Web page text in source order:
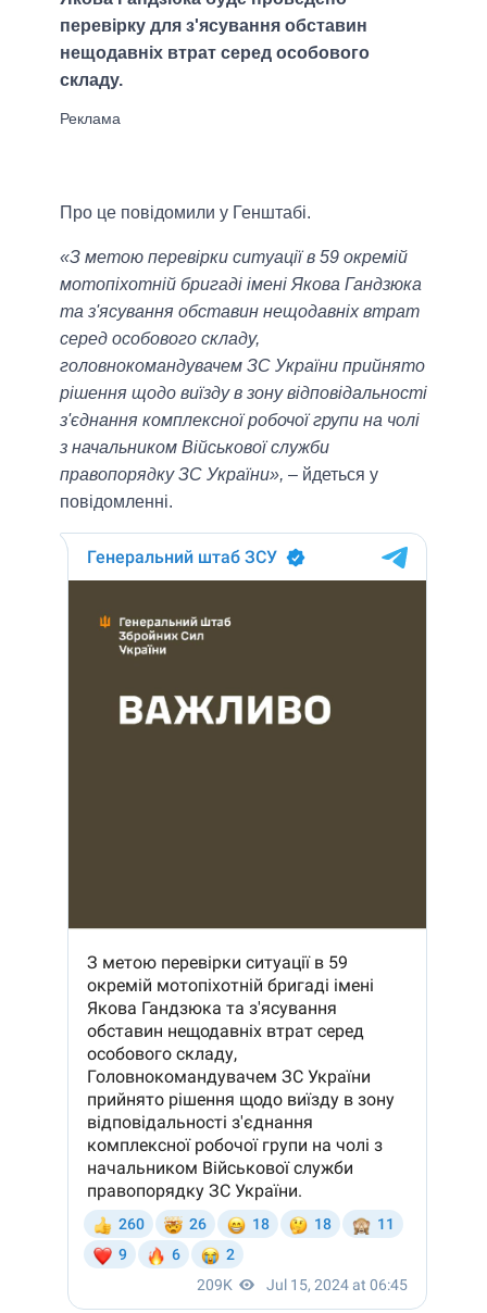
перевірку для з'ясування обставин
нещодавніх втрат серед особового
складу.
Про це повідомили у Генштабі.
«З метою перевірки ситуації в 59 окремій
мотопіхотній бригаді імені Якова Гандзюка
та з'ясування обставин нещодавніх втрат
серед особового складу,
головнокомандувачем ЗС України прийнято
рішення щодо виїзду в зону відповідальності
з'єднання комплексної робочої групи на чолі
з начальником Військової служби
правопорядку ЗС України», – йдеться у
повідомленні.